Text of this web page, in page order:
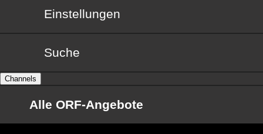
Einstellungen
Suche
Channels
Alle ORF-Angebote